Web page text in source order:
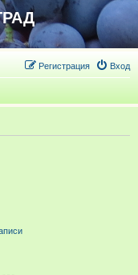
Вход
Регистрация